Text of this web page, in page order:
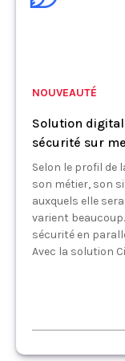
NOUVEAUTÉ
Solution
sécurité sur
Selon le profil de
son métier, son
auxquels elle
varient
sécurité en
Avec la solution